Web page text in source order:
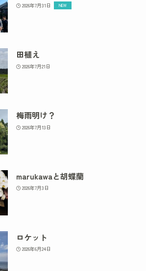
2026年7月31日
田植え
2026年7月21日
梅雨明け？
2026年7月13日
marukawaと胡蝶蘭
2026年7月3日
ロケット
2026年6月24日